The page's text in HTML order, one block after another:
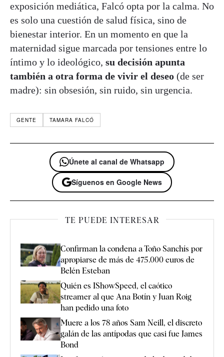
exposición mediática, Falcó opta por la calma. No
es solo una cuestión de salud física, sino de
bienestar interior. En un momento en que la
maternidad sigue marcada por tensiones entre lo
íntimo y lo ideológico, su decisión apunta
también a otra forma de vivir el deseo (de ser
madre): sin obsesión, sin ruido, sin urgencia.
GENTE TAMARA FALCÓ
Únete al canal de Whatsapp
Síguenos en Google News
TE PUEDE INTERESAR
Confirman la condena a Toño Sanchís por
apropiarse de más de 475.000 euros de
Belén Esteban
Quién es IShowSpeed, el caótico
streamer al que Ana Botín y Juan Roig
han pedido una foto
Muere a los 78 años Sam Neill, el discreto
galán de las antípodas que casi fue James
Bond